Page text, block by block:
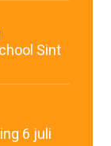
Sint
6 juli